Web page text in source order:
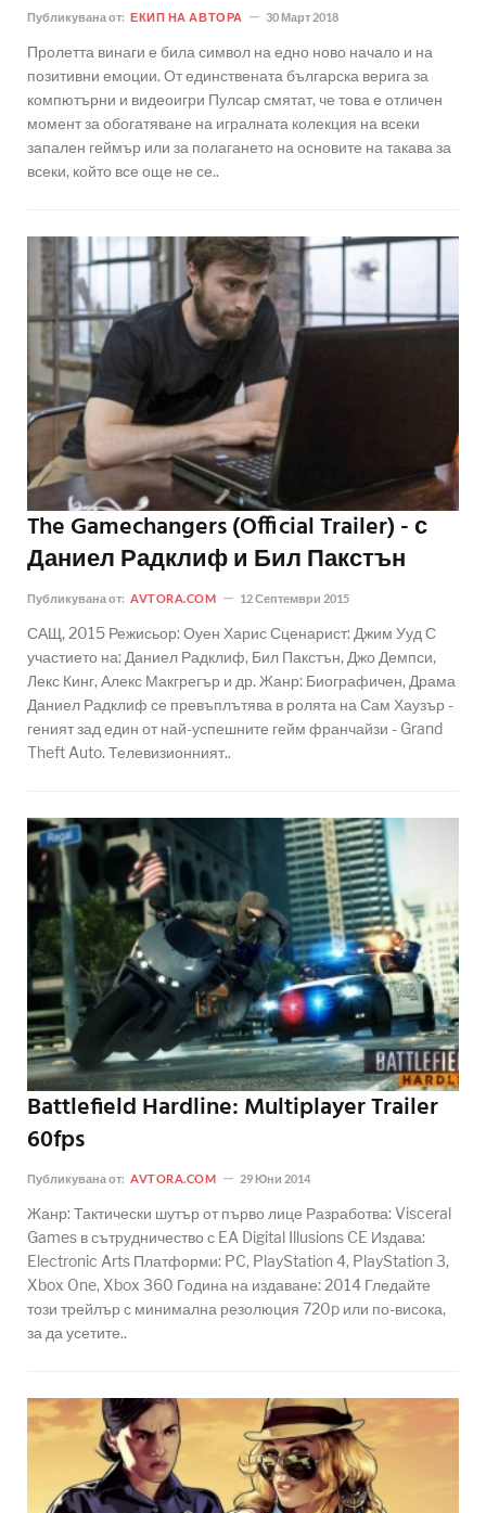
Публикувана от: ЕКИП НА АВТОРА 30 Март 2018
Пролетта винаги е била символ на едно ново начало и на
позитивни емоции. От единствената българска верига за
компютърни и видеоигри Пулсар смятат, че това е отличен
момент за обогатяване на игралната колекция на всеки
запален геймър или за полагането на основите на такава за
всеки, който все още не се..
The Gamechangers (Official Trailer) - с
Даниел Радклиф и Бил Пакстън
Публикувана от: AVTORA.COM 12 Септември 2015
САЩ, 2015 Режисьор: Оуен Харис Сценарист: Джим Ууд С
участието на: Даниел Радклиф, Бил Пакстън, Джо Демпси,
Лекс Кинг, Алекс Макгрегър и др. Жанр: Биографичен, Драма
Даниел Радклиф се превъплътява в ролята на Сам Хаузър -
геният зад един от най-успешните гейм франчайзи - Grand
Theft Auto. Телевизионният..
Battlefield Hardline: Multiplayer Trailer
60fps
Публикувана от: AVTORA.COM 29 Юни 2014
Жанр: Тактически шутър от първо лице Разработва: Visceral
Games в сътрудничество с EA Digital Illusions CE Издава:
Electronic Arts Платформи: PC, PlayStation 4, PlayStation 3,
Xbox One, Xbox 360 Година на издаване: 2014 Гледайте
този трейлър с минимална резолюция 720p или по-висока,
за да усетите..